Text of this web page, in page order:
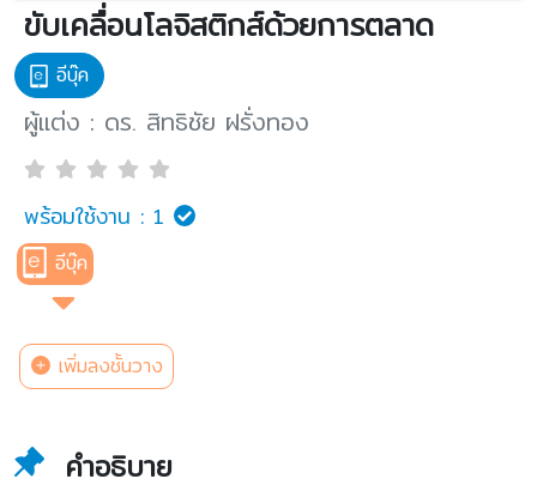
ขับเคลื่อนโลจิสติกส์ด้วยการตลาด
อีบุ๊ค
ผู้แต่ง : ดร. สิทธิชัย ฝรั่งทอง
พร้อมใช้งาน : 1
อีบุ๊ค
เพิ่มลงชั้นวาง
คำอธิบาย